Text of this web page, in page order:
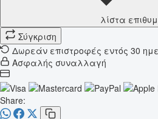
λίστα
Σύγκριση
Δωρεάν επιστροφές εντός 30
Ασφαλής συναλλαγή
Share: